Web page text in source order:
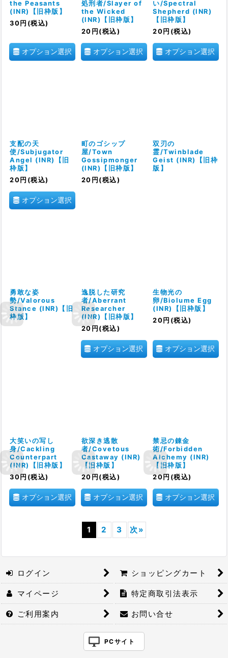
the Peasants
(INR)【旧枠版】
30 円 (税込)
オプション選択
処刑者/Slayer of
the Wicked
(INR)【旧枠版】
20 円 (税込)
オプション選択
い/Spectral
Shepherd (INR)
【旧枠版】
20 円 (税込)
オプション選択
支配の天
使/Subjugator
Angel (INR)【旧
枠版】
20 円 (税込)
オプション選択
町のゴシップ
屋/Town
Gossipmonger
(INR)【旧枠版】
20 円 (税込)
双刃の
霊/Twinblade
Geist (INR)【旧枠
版】
勇敢な姿
勢/Valorous
Stance (INR)【旧
枠版】
逸脱した研究
者/Aberrant
Researcher
(INR)【旧枠版】
20 円 (税込)
オプション選択
生物光の
卵/Biolume Egg
(INR)【旧枠版】
20 円 (税込)
オプション選択
大笑いの写し
身/Cackling
Counterpart
(INR)【旧枠版】
30 円 (税込)
オプション選択
欲深き逃散
者/Covetous
Castaway (INR)
【旧枠版】
20 円 (税込)
オプション選択
禁忌の錬金
術/Forbidden
Alchemy (INR)
【旧枠版】
20 円 (税込)
オプション選択
1 2 3 次 »
ログイン ショッピングカート
マイページ 特定商取引法表示
ご利用案内 お問い合せ
PCサイト